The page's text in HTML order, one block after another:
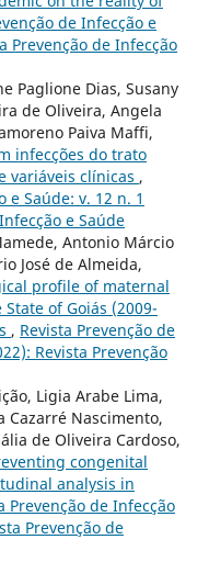
de Infecção e
Prevenção de Infecção
Paglione Dias, Susany
de Oliveira, Angela
Paiva Maffi,
infecções do trato
variáveis clínicas ,
e Saúde: v. 12 n. 1
e Saúde
Antonio Márcio
José de Almeida,
profile of maternal
of Goiás (2009-
, Revista Prevenção de
Revista Prevenção
Ligia Arabe Lima,
Cazarré Nascimento,
de Oliveira Cardoso,
congenital
analysis in
Prevenção de Infecção
Prevenção de